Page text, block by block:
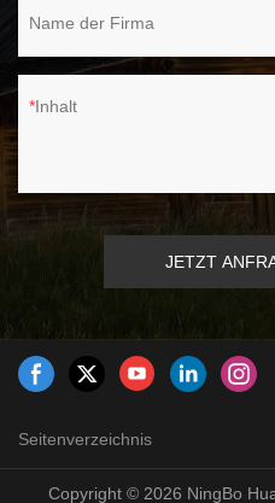
Name der Firma
Inhalt
JETZT
Seitenverzeichnis
Copyright © 2026 NingBo